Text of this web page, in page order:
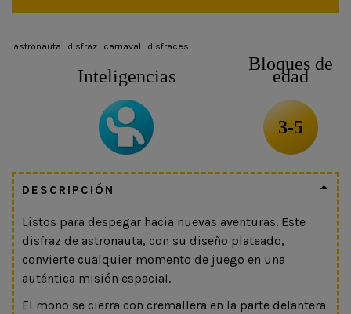
astronauta disfraz carnaval disfraces
Inteligencias
Bloques de
edad
3-5
DESCRIPCIÓN
Listos para despegar hacia nuevas aventuras. Este
disfraz de astronauta, con su diseño plateado,
convierte cualquier momento de juego en una
auténtica misión espacial.
El mono se cierra con cremallera en la parte delantera